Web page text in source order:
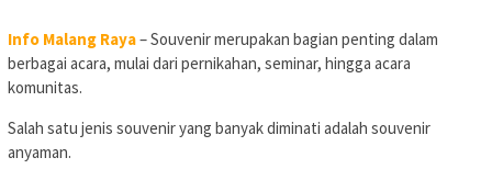
Info Malang Raya– Souvenir merupakan bagian penting dalam
berbagai acara, mulai dari pernikahan, seminar, hingga acara
komunitas.
Salah satu jenis souvenir yang banyak diminati adalah souvenir
anyaman.